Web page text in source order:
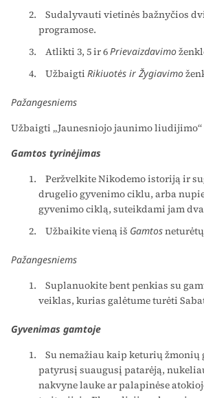
Sudalyvauti vietinės bažnyčios
programose.
Atlikti 3, 5 ir 6 Prievaizdavimo
Užbaigti Rikiuotės ir Žygiavimo
Pažangesniems
Užbaigti „Jaunesniojo jaunimo liudijimo“
Gamtos tyrinėjimas
Peržvelkite Nikodemo istoriją ir
drugelio gyvenimo ciklu, arba
gyvenimo ciklą, suteikdami jam
Užbaikite vieną iš Gamtos
Pažangesniems
Suplanuokite bent penkias su
veiklas, kurias galėtume turėti
Gyvenimas gamtoje
Su nemažiau kaip keturių
patyrusį suaugusį patarėją,
nakvyne lauke ar palapinėse